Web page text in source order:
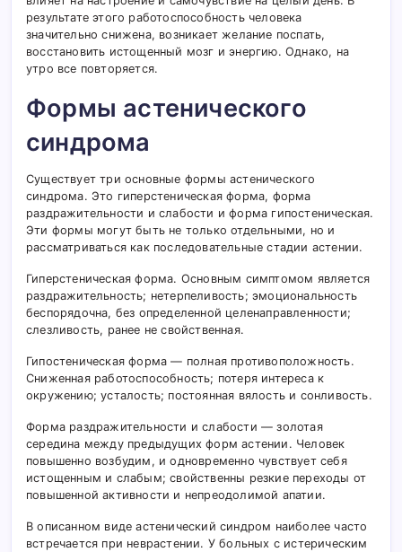
результате этого работоспособность человека
значительно снижена, возникает желание поспать,
восстановить истощенный мозг и энергию. Однако, на
утро все повторяется.
Формы астенического
синдрома
Существует три основные формы астенического
синдрома. Это гиперстеническая форма, форма
раздражительности и слабости и форма гипостеническая.
Эти формы могут быть не только отдельными, но и
рассматриваться как последовательные стадии астении.
Гиперстеническая форма. Основным симптомом является
раздражительность; нетерпеливость; эмоциональность
беспорядочна, без определенной целенаправленности;
слезливость, ранее не свойственная.
Гипостеническая форма — полная противоположность.
Сниженная работоспособность; потеря интереса к
окружению; усталость; постоянная вялость и сонливость.
Форма раздражительности и слабости — золотая
середина между предыдущих форм астении. Человек
повышенно возбудим, и одновременно чувствует себя
истощенным и слабым; свойственны резкие переходы от
повышенной активности и непреодолимой апатии.
В описанном виде астенический синдром наиболее часто
встречается при неврастении. У больных с истерическим